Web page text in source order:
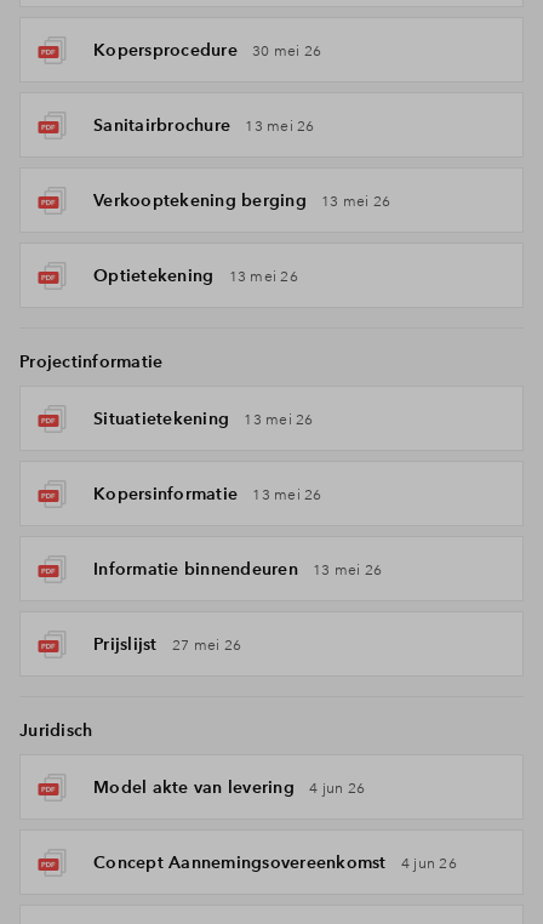
Kopersprocedure 30 mei 26
Sanitairbrochure 13 mei 26
Verkooptekening berging 13 mei 26
Optietekening 13 mei 26
Projectinformatie
Situatietekening 13 mei 26
Kopersinformatie 13 mei 26
Informatie binnendeuren 13 mei 26
Prijslijst 27 mei 26
Juridisch
Model akte van levering 4 jun 26
Concept Aannemingsovereenkomst 4 jun 26